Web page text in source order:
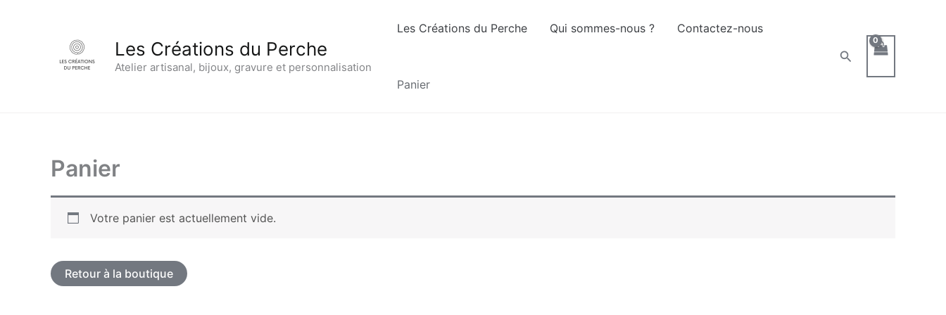
Les Créations du Perche
Atelier artisanal, bijoux, gravure et personnalisation
Les Créations du Perche Qui sommes-nous ? Contactez-nous
Panier
Rechercher
Panier
Votre panier est actuellement vide.
Retour à la boutique